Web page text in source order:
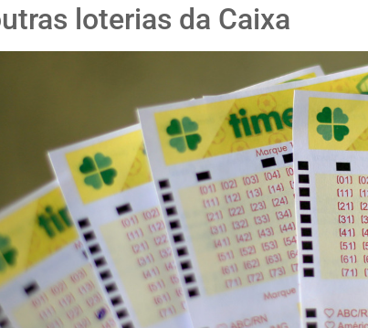
loterias da Caixa